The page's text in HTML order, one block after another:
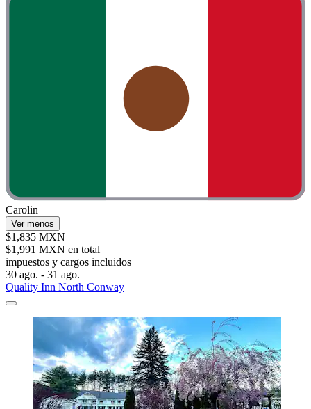
Carolin
Ver menos
$1,835 MXN
$1,991 MXN en total
impuestos y cargos incluidos
30 ago. - 31 ago.
Quality Inn North Conway